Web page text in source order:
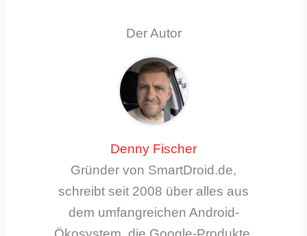
Der Autor
Denny Fischer
Gründer von SmartDroid.de,
schreibt seit 2008 über alles aus
dem umfangreichen Android-